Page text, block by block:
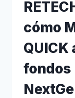
cómo
fondos